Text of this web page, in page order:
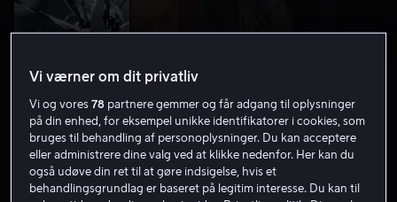
Den ensomme dræber
Vi værner om dit privatliv
Vi og vores78 partnere gemmer og får adgang til oplysninger
på din enhed, for eksempel unikke identifikatorer i cookies, som
bruges til behandling af personoplysninger. Du kan acceptere
eller administrere dine valg ved at klikke nedenfor. Her kan du
også udøve din ret til at gøre indsigelse, hvis et
behandlingsgrundlag er baseret på legitim interesse. Du kan til